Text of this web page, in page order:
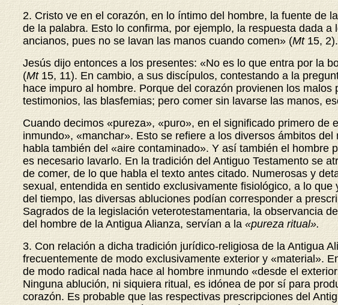
2. Cristo ve en el corazón, en lo íntimo del hombre, la fuente de
de la palabra. Esto lo confirma, por ejemplo, la respuesta dada
ancianos, pues no se lavan las manos cuando comen» (Mt 15, 2).
Jesús dijo entonces a los presentes: «No es lo que entra por la
(Mt 15, 11). En cambio, a sus discípulos, contestando a la
hace impuro al hombre. Porque del corazón provienen los
testimonios, las blasfemias; pero comer sin lavarse las manos,
Cuando decimos «pureza», «puro», en el significado primero de
inmundo», «manchar». Esto se refiere a los diversos ámbitos
habla también del «aire contaminado». Y así también el
es necesario lavarlo. En la tradición del Antiguo Testamento se
de comer, de lo que habla el texto antes citado. Numerosas y
sexual, entendida en sentido exclusivamente fisiológico, a lo
del tiempo, las diversas abluciones podían corresponder a
Sagrados de la legislación veterotestamentaria, la observancia
del hombre de la Antigua Alianza, servían a la «pureza ritual».
3. Con relación a dicha tradición jurídico-religiosa de la Antigua
frecuentemente de modo exclusivamente exterior y «material».
de modo radical nada hace al hombre inmundo «desde el
Ninguna ablución, ni siquiera ritual, es idónea de por sí para
corazón. Es probable que las respectivas prescripciones del